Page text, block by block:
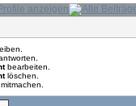
bearbeiten.
löschen.